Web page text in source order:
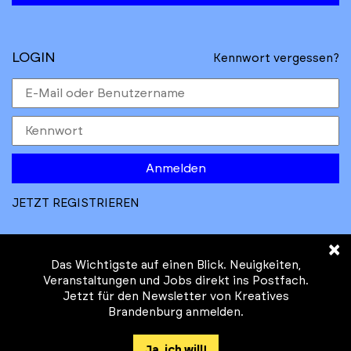
LOGIN Kennwort vergessen?
Anmelden
JETZT REGISTRIEREN
© Kreatives Brandenburg im Auftrag des
Ministeriums für
×
Das Wichtigste auf einen Blick. Neuigkeiten,
Veranstaltungen und Jobs direkt ins Postfach.
Jetzt für den Newsletter von Kreatives
Brandenburg anmelden.